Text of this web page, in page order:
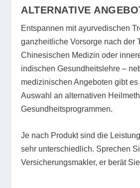
ALTERNATIVE
Entspannen mit ayurvedischen
ganzheitliche Vorsorge nach der
Chinesischen Medizin oder
indischen Gesundheitslehre –
medizinischen Angeboten gibt
Auswahl an alternativen
Gesundheitsprogrammen.
Je nach Produkt sind die
sehr unterschiedlich. Sprechen
Versicherungsmakler, er berät